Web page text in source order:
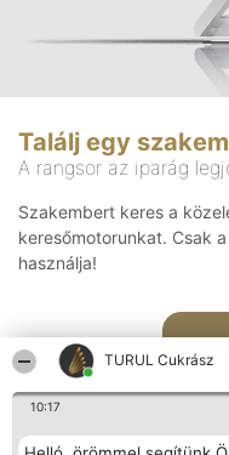
TURUL Cukrász
10:17
Találj egy
A rangsor az iparág
Szakembert keres a
keresőmotorunkat. Csak
használja!